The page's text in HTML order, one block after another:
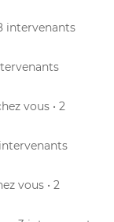
intervenants
vous • 2
intervenants
vous • 2